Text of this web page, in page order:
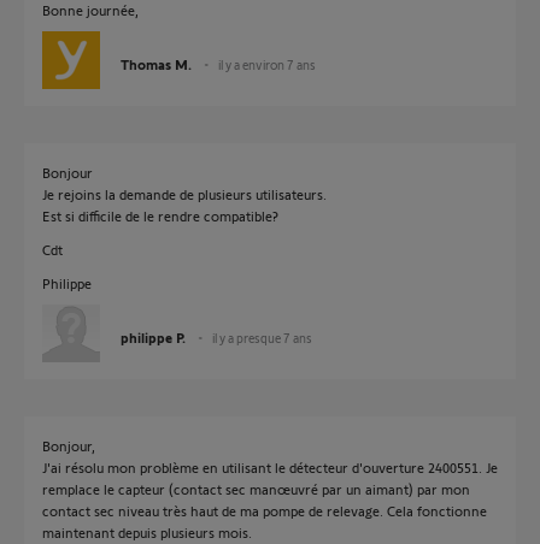
Bonne journée,
Thomas M. il y a environ 7 ans
Bonjour
Je rejoins la demande de plusieurs utilisateurs.
Est si difficile de le rendre compatible?
Cdt
Philippe
philippe P. il y a presque 7 ans
Bonjour,
J'ai résolu mon problème en utilisant le détecteur d'ouverture 2400551. Je
remplace le capteur (contact sec manœuvré par un aimant) par mon
contact sec niveau très haut de ma pompe de relevage. Cela fonctionne
maintenant depuis plusieurs mois.